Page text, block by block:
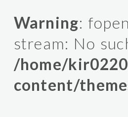
Warning:
stream: No
/home/
content/